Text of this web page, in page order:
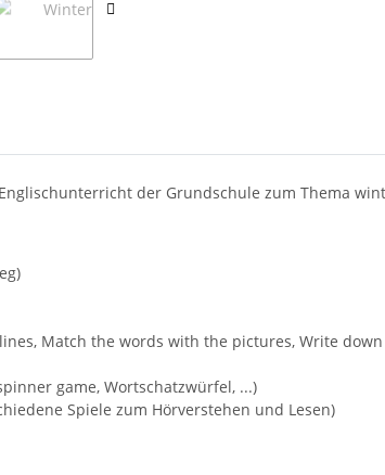
der Grundschule zum Thema
Match the words with the pictures, Write
game, Wortschatzwürfel, ...)
Spiele zum Hörverstehen und Lesen)